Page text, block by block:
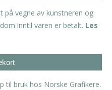
på vegne av kunstneren og
inntil varen er betalt. Les
til bruk hos Norske Grafikere.